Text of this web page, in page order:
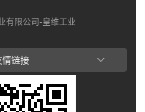
有限公司-皇维工业
情链接